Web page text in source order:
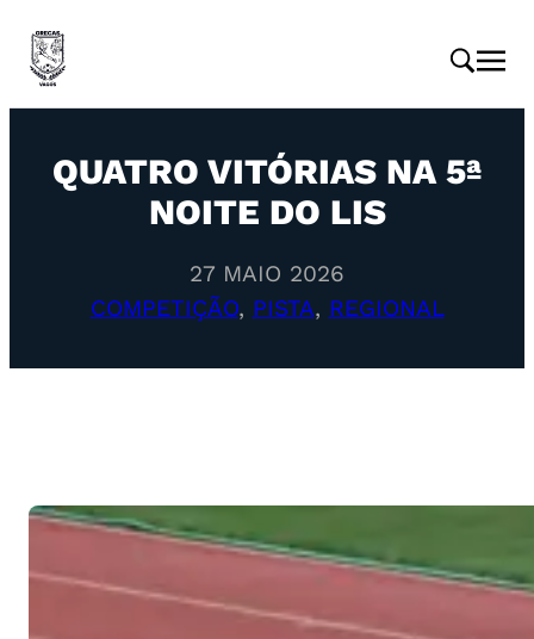
QUATRO VITÓRIAS NA 5ª
NOITE DO LIS
27 MAIO 2026
COMPETIÇÃO, PISTA, REGIONAL